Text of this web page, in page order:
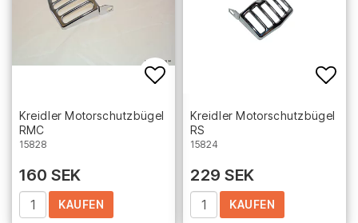
Add to list of favorites
Kreidler Motorschutzbügel
RMC
15828
160 SEK
KAUFEN
Kreidler Motorschutzbügel
RS
15824
229 SEK
KAUFEN